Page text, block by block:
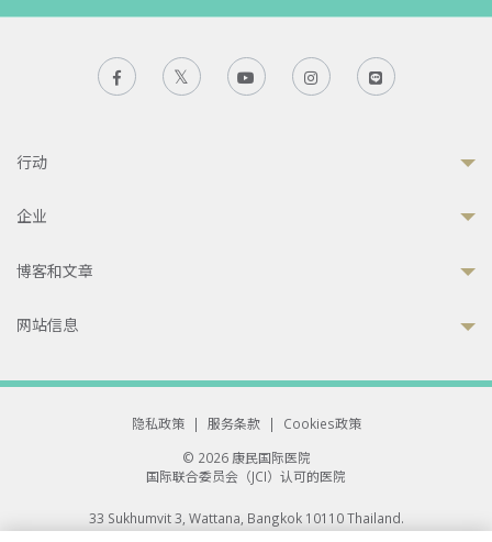
行动
企业
博客和文章
网站信息
隐私政策 | 服务条款 |
Cookies政策
© 2026 康民国际医院
国际联合委员会（JCI）认可的医院
33 Sukhumvit 3, Wattana, Bangkok 10110 Thailand.
All rights reserved.